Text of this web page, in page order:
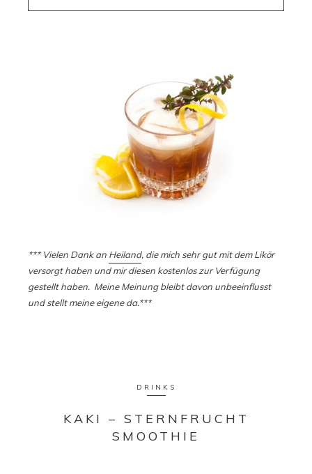
*** Vielen Dank an Heiland, die mich sehr gut mit dem Likör
versorgt haben und mir diesen kostenlos zur Verfügung
gestellt haben. Meine Meinung bleibt davon unbeeinflusst
und stellt meine eigene da.***
DRINKS
KAKI – STERNFRUCHT
SMOOTHIE